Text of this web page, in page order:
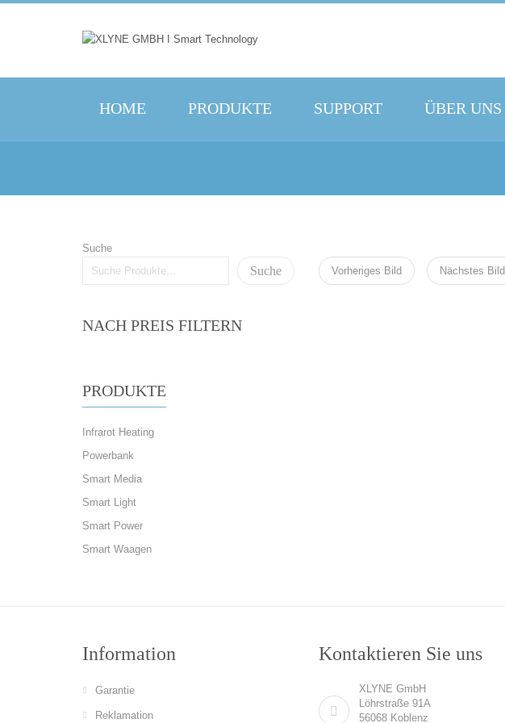
HOME PRODUKTE SUPPORT ÜBER UNS
Suche
Suche
NACH PREIS FILTERN
PRODUKTE
Infrarot Heating
Powerbank
Smart Media
Smart Light
Smart Power
Smart Waagen
Vorheriges Bild Nächstes Bild
Information
Garantie
Reklamation
Kontaktieren Sie uns
XLYNE GmbH
Löhrstraße 91A
56068 Koblenz